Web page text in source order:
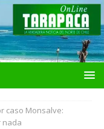
caso Monsalve:
nada